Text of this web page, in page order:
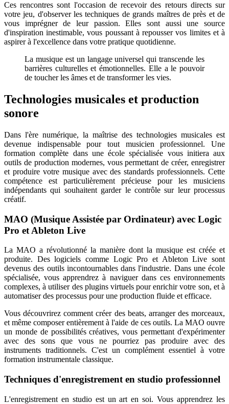
Ces rencontres sont l'occasion de recevoir des retours directs sur
votre jeu, d'observer les techniques de grands maîtres de près et de
vous imprégner de leur passion. Elles sont aussi une source
d'inspiration inestimable, vous poussant à repousser vos limites et à
aspirer à l'excellence dans votre pratique quotidienne.
La musique est un langage universel qui transcende les
barrières culturelles et émotionnelles. Elle a le pouvoir
de toucher les âmes et de transformer les vies.
Technologies musicales et production
sonore
Dans l'ère numérique, la maîtrise des technologies musicales est
devenue indispensable pour tout musicien professionnel. Une
formation complète dans une école spécialisée vous initiera aux
outils de production modernes, vous permettant de créer, enregistrer
et produire votre musique avec des standards professionnels. Cette
compétence est particulièrement précieuse pour les musiciens
indépendants qui souhaitent garder le contrôle sur leur processus
créatif.
MAO (Musique Assistée par Ordinateur) avec Logic
Pro et Ableton Live
La MAO a révolutionné la manière dont la musique est créée et
produite. Des logiciels comme Logic Pro et Ableton Live sont
devenus des outils incontournables dans l'industrie. Dans une école
spécialisée, vous apprendrez à naviguer dans ces environnements
complexes, à utiliser des plugins virtuels pour enrichir votre son, et à
automatiser des processus pour une production fluide et efficace.
Vous découvrirez comment créer des beats, arranger des morceaux,
et même composer entièrement à l'aide de ces outils. La MAO ouvre
un monde de possibilités créatives, vous permettant d'expérimenter
avec des sons que vous ne pourriez pas produire avec des
instruments traditionnels. C'est un complément essentiel à votre
formation instrumentale classique.
Techniques d'enregistrement en studio professionnel
L'enregistrement en studio est un art en soi. Vous apprendrez les